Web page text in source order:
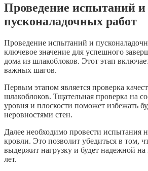
Проведение испытаний и
пусконаладочных работ
Проведение испытаний и
ключевое значение для успешного
дома из шлакоблоков. Этот этап
важных шагов.
Первым этапом является проверка
шлакоблоков. Тщательная проверка на
уровня и плоскости поможет избежать
неровностями стен.
Далее необходимо провести испытания
кровли. Это позволит убедиться в том,
выдержит нагрузку и будет надежной
лет.